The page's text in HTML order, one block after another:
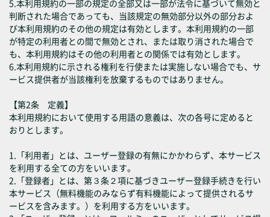
5.本利用規約の一部の規定の全部又は一部が法令に基づいて無効と
判断された場合であっても、当該規定の無効部分以外の部分およ
び本利用規約のその他の規定は有効とします。本利用規約の一部
が特定の利用者との間で無効とされ、または取り消された場合で
も、本利用規約はその他の利用者との関係では有効とします。
6.本利用規約に示される権利を行使または実施しない場合でも、サ
ービス提供者が当該権利を放棄するものではありません。
【第2条 定義】
本利用規約において使用する用語の意義は、次の各号に定めると
おりとします。
1.「利用者」とは、ユーザー登録の有無にかかわらず、本サービス
を利用する全ての方をいいます。
2.「登録者」とは、第３条２項に基づきユーザー登録手続きを行い
本サービス（無料機能のみならず有料機能によって提供されるサ
ービスを含みます。）を利用する方をいいます。